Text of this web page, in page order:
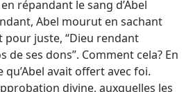
répandant le sang d’Abel
Abel mourut en sachant
pour juste, “Dieu rendant
ses dons”. Comment cela? En
avait offert avec foi.
divine, auxquelles les